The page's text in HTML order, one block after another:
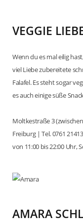
VEGGIE
Wenn du es mal eilig
viel Liebe zubereitete
Falafel. Es steht sogar
es auch einige süße
Moltkestraße 3
Freiburg | Tel. 0761
von 11:00 bis 22:00 Uhr,
AMARA